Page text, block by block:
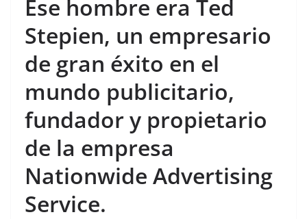
Ese hombre era Ted
Stepien, un empresario
de gran éxito en el
mundo publicitario,
fundador y propietario
de la empresa
Nationwide Advertising
Service.